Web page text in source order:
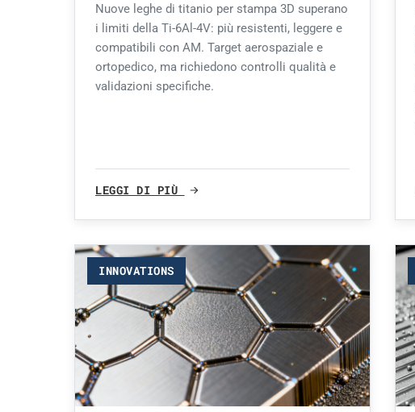
Nuove leghe di titanio per stampa 3D superano
i limiti della Ti-6Al-4V: più resistenti, leggere e
compatibili con AM. Target aerospaziale e
ortopedico, ma richiedono controlli qualità e
validazioni specifiche.
LEGGI DI PIÙ
INNOVATIONS